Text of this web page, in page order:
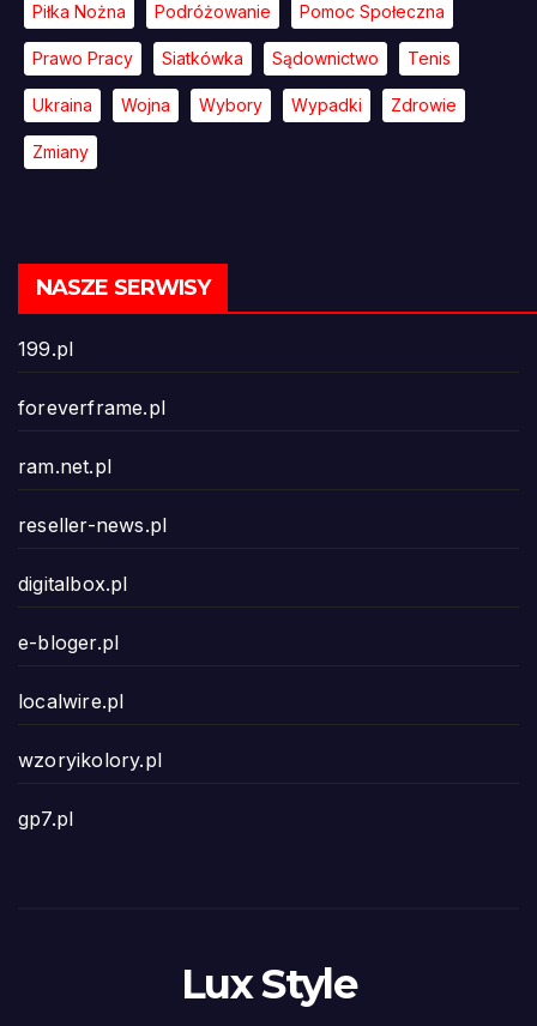
Piłka Nożna Podróżowanie Pomoc Społeczna
Prawo Pracy Siatkówka Sądownictwo Tenis
Ukraina Wojna Wybory Wypadki Zdrowie
Zmiany
NASZE SERWISY
199.pl
foreverframe.pl
ram.net.pl
reseller-news.pl
digitalbox.pl
e-bloger.pl
localwire.pl
wzoryikolory.pl
gp7.pl
Lux Style